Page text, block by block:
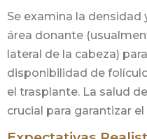
Se examina la densidad
área donante
lateral de la cabeza)
disponibilidad de
el trasplante. La salud
crucial para garantizar